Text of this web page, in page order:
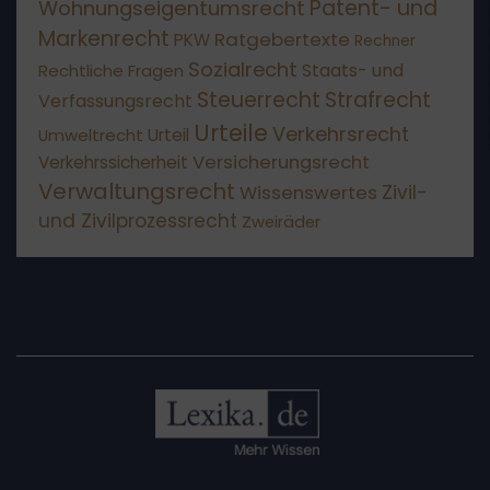
Wohnungseigentumsrecht Patent- und
Markenrecht PKW Ratgebertexte Rechner
Rechtliche Fragen Sozialrecht Staats- und
Verfassungsrecht Steuerrecht Strafrecht
Umweltrecht Urteil Urteile Verkehrsrecht
Verkehrssicherheit Versicherungsrecht
Verwaltungsrecht Wissenswertes Zivil-
und Zivilprozessrecht Zweiräder